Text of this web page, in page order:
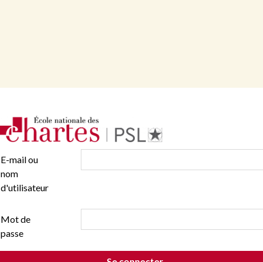
E-mail ou
nom
d'utilisateur
Mot de
passe